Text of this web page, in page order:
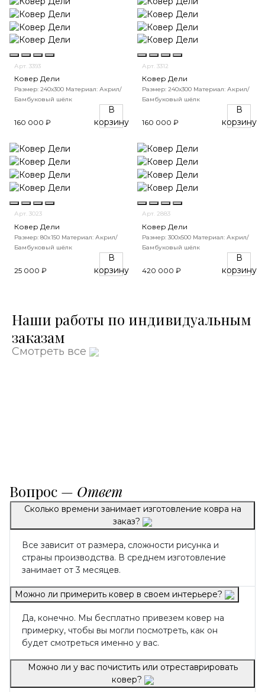
Арт. 3393
Ковер Дели
Размер: 240х300 Материал: Акрил/
Бамбуковый шёлк
160 000 ₽
В
корзину
Арт. 3312
Ковер Дели
Размер: 240х300 Материал: Акрил/
Бамбуковый шёлк
160 000 ₽
В
корзину
Арт. 3023
Ковер Дели
Размер: 80x150 Материал: Акрил/
Бамбуковый шёлк
25 000 ₽
В
корзину
Арт. 2883
Ковер Дели
Размер: 300х500 Материал: Акрил/
Бамбуковый шёлк
420 000 ₽
В
корзину
Наши работы по индивидуальным
заказам
Смотреть все
Вопрос — Ответ
Сколько времени занимает изготовление ковра на
заказ?
Все зависит от размера, сложности рисунка и
страны производства. В среднем изготовление
занимает от 3 месяцев.
Можно ли примерить ковер в своем интерьере?
Да, конечно. Мы бесплатно привезем ковер на
примерку, чтобы вы могли посмотреть, как он
будет смотреться именно у вас.
Можно ли у вас почистить или отреставрировать
ковер?